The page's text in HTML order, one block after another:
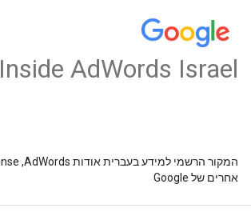
Inside AdWords Israel
אחרים של Google